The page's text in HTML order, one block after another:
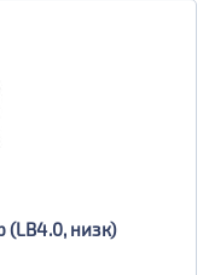
(LB4.0, низк)